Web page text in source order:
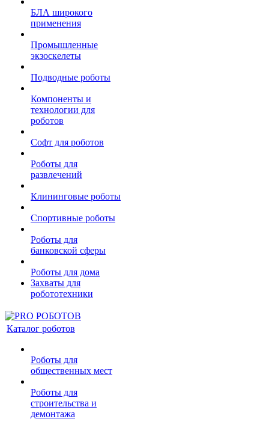
БЛА широкого
применения
Промышленные
экзоскелеты
Подводные роботы
Компоненты и
технологии для
роботов
Софт для роботов
Роботы для
развлечений
Клининговые роботы
Спортивные роботы
Роботы для
банковской сферы
Роботы для дома
Захваты для
робототехники
Каталог роботов
Роботы для
общественных мест
Роботы для
строительства и
демонтажа